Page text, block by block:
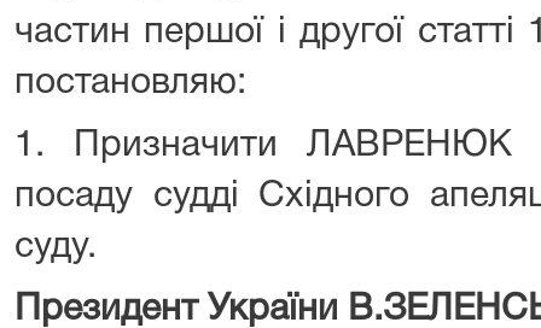
частин першої і другої статті
постановляю:
1. Призначити ЛАВРЕНЮК
посаду судді Східного
суду.
Президент України